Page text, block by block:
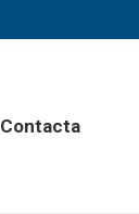
Contacta